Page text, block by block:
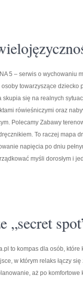
5 – serwis o wychowaniu
towarzyszące dziecko
skupia się na realnych
rówieśniczymi oraz
Polecamy Zabawy
To raczej mapa
napięcia po dniu
myśli dorosłym i
„secret
to kompas dla osób,
w którym relaks łączy
aż po